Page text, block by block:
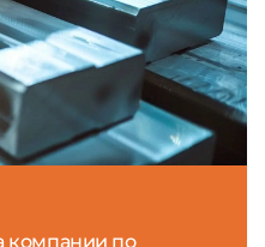
компании по